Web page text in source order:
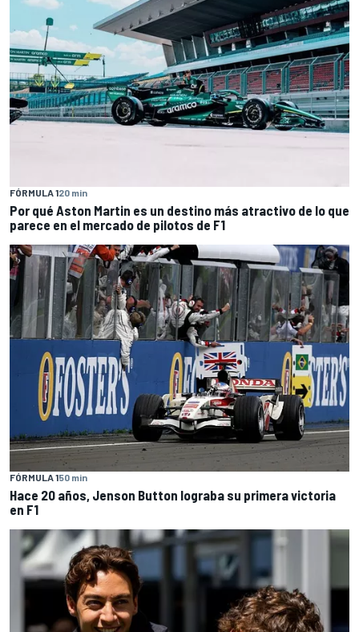
FÓRMULA 120 min
Por qué Aston Martin es un destino más atractivo de lo que
parece en el mercado de pilotos de F1
FÓRMULA 150 min
Hace 20 años, Jenson Button lograba su primera victoria
en F1